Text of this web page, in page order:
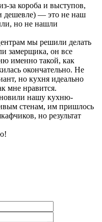
за короба и выступов,
дешевле) — это не наш
но не нашли
мы решили делать
замерщика, он все
именно такой, как
окончательно. Не
но кухня идеально
мне нравится.
нашу кухню-
стенам, им пришлось
но результат